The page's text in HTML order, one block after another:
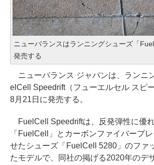
ニューバランスはランニングシューズ「
発売する
ニューバランス ジャパンは、ランニ
elCell Speedrift（フューエルセル スピ
8月21日に発売する。
FuelCell Speedriftは、反発弾性に優
「FuelCell」とカーボンファイバープ
せたシューズ「FuelCell 5280」のファ
たモデルで、同社の掲げる2020年のデ